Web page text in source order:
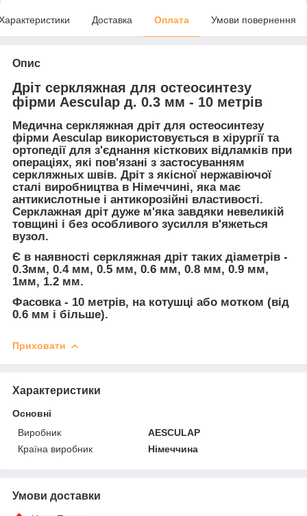
Доставка Оплата Умови повернення
Опис
Дріт серкляжная для остеосинтезу
фірми Aesculap д. 0.3 мм - 10 метрів
Медична серкляжная дріт для остеосинтезу
фірми Aesculap використовується в хірургії та
ортопедії для з'єднання кісткових відламків при
операціях, які пов'язані з застосуванням
серкляжных швів. Дріт з якісної нержавіючої
сталі виробництва в Німеччині, яка має
антикислотные і антикорозійні властивості.
Серклажная дріт дуже м'яка завдяки невеликій
товщині і без особливого зусилля в'яжеться
вузол.
Є в наявності серкляжная дріт таких діаметрів -
0.3мм, 0.4 мм, 0.5 мм, 0.6 мм, 0.8 мм, 0.9 мм,
1мм, 1.2 мм.
Фасовка - 10 метрів, на котушці або мотком (від
0.6 мм і більше).
Приховати
Характеристики
Основні
Виробник
AESCULAP
Країна виробник
Німеччина
Умови доставки